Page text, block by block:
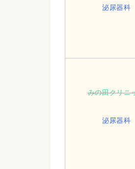
泌尿器科
みの田クリニ
泌尿器科